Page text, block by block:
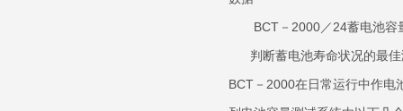
BCT－2000／24蓄电池容
判断蓄电池寿命状况的最佳
BCT－2000在日常运行中作电